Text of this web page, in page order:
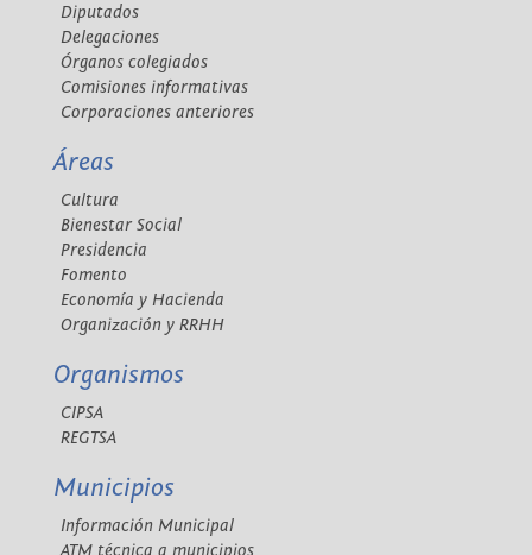
Diputados
Delegaciones
Órganos colegiados
Comisiones informativas
Corporaciones anteriores
Áreas
Cultura
Bienestar Social
Presidencia
Fomento
Economía y Hacienda
Organización y RRHH
Organismos
CIPSA
REGTSA
Municipios
Información Municipal
ATM técnica a municipios